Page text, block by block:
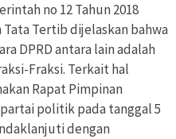
no 12 Tahun 2018
Tertib dijelaskan bahwa
DPRD antara lain adalah
Fraksi. Terkait hal
Rapat Pimpinan
politik pada tanggal 5
dengan